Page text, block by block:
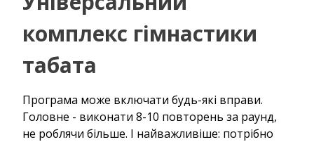
комплекс гімнастики
табата
Програма може включати будь-які вправи.
Головне - виконати 8-10 повторень за раунд,
не роблячи більше. І найважливіше: потрібно